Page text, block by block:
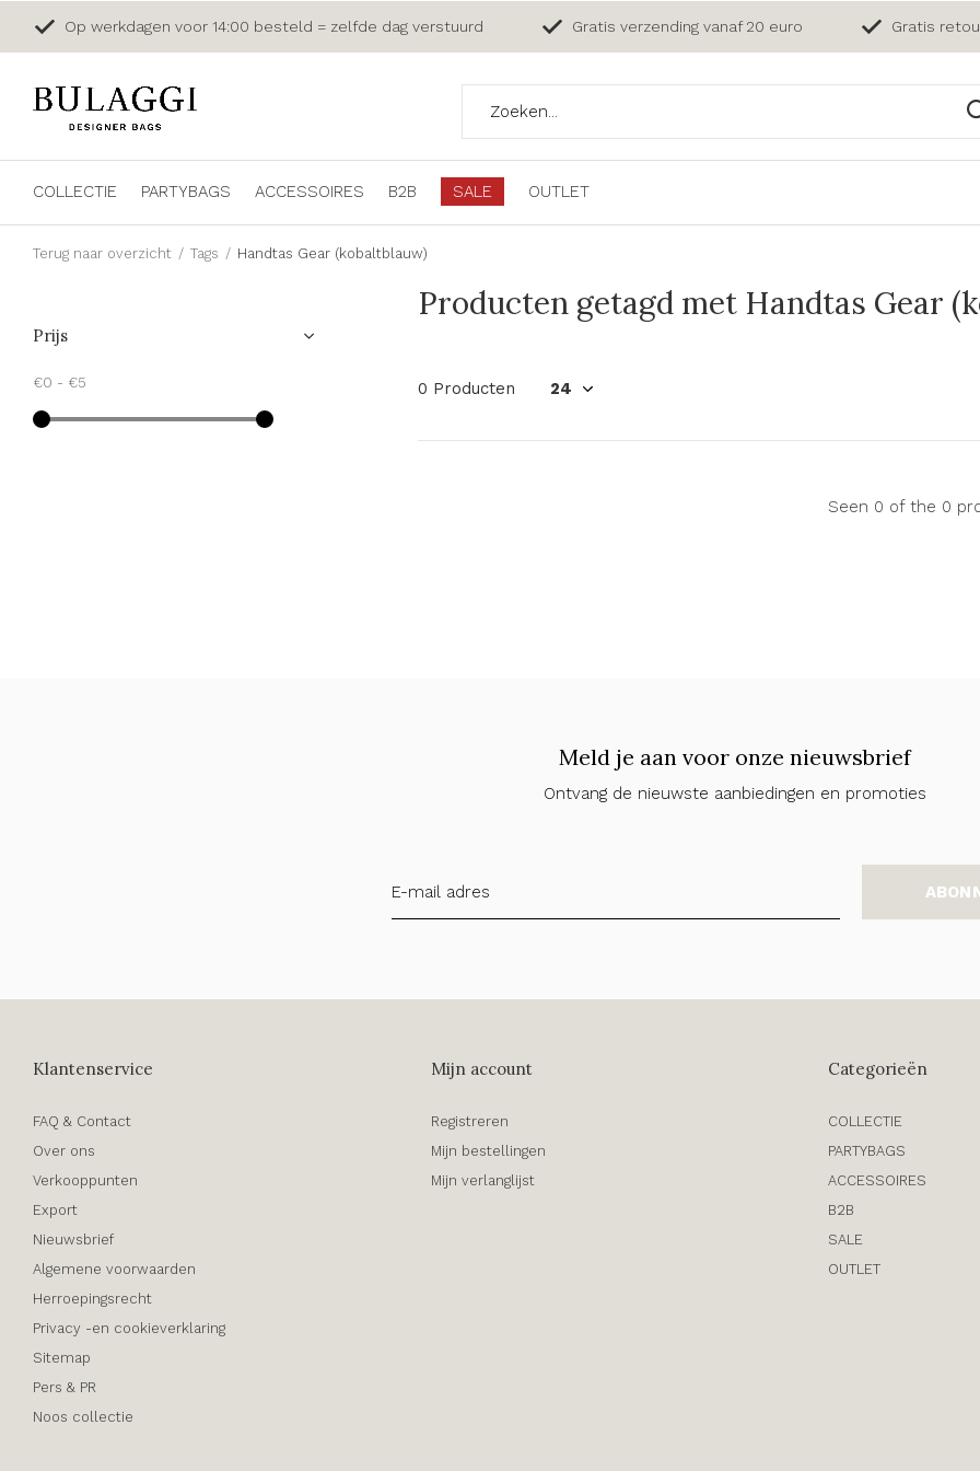
COLLECTIE PARTYBAGS ACCESSOIRES B2B SALE OUTLET
Op werkdagen voor 14:00 besteld = zelfde dag verstuurd Gratis verzending vanaf 20 euro Gratis
Terug naar overzicht Tags Handtas Gear (kobaltblauw)
Producten getagd met Handtas Gear
0 Producten
Seen 0 of the 0
Prijs
€0 - €5
Meld je aan voor onze nieuwsbrief
Ontvang de nieuwste aanbiedingen en promoties
Klantenservice
FAQ & Contact
Over ons
Verkooppunten
Export
Nieuwsbrief
Algemene voorwaarden
Herroepingsrecht
Privacy -en cookieverklaring
Sitemap
Pers & PR
Noos collectie
Mijn account
Registreren
Mijn bestellingen
Mijn verlanglijst
Categorieën
COLLECTIE
PARTYBAGS
ACCESSOIRES
B2B
SALE
OUTLET